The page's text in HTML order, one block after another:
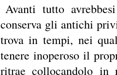
Avanti tutto
conserva gli antichi
trova in tempi, nei
tenere inoperoso il
ritrae collocandolo in